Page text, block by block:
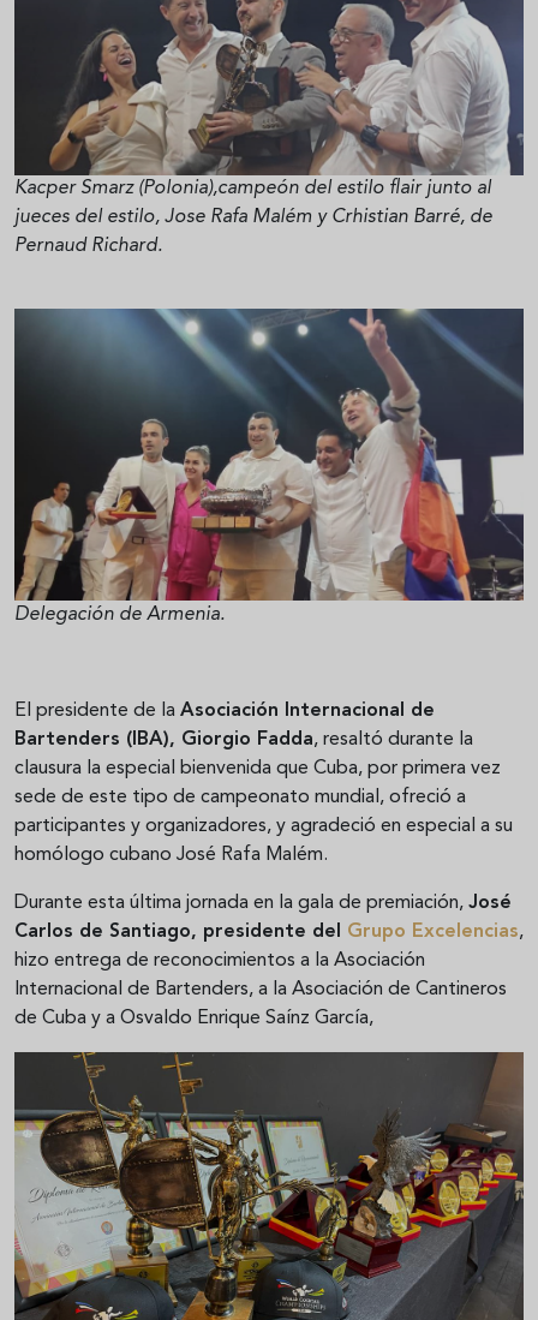
Kacper Smarz (Polonia),campeón del estilo flair junto al
jueces del estilo, Jose Rafa Malém y Crhistian Barré, de
Pernaud Richard.
Delegación de Armenia.
El presidente de la Asociación Internacional de
Bartenders (IBA), Giorgio Fadda, resaltó durante la
clausura la especial bienvenida que Cuba, por primera vez
sede de este tipo de campeonato mundial, ofreció a
participantes y organizadores, y agradeció en especial a su
homólogo cubano José Rafa Malém.
Durante esta última jornada en la gala de premiación, José
Carlos de Santiago, presidente del Grupo Excelencias,
hizo entrega de reconocimientos a la Asociación
Internacional de Bartenders, a la Asociación de Cantineros
de Cuba y a Osvaldo Enrique Saínz García,